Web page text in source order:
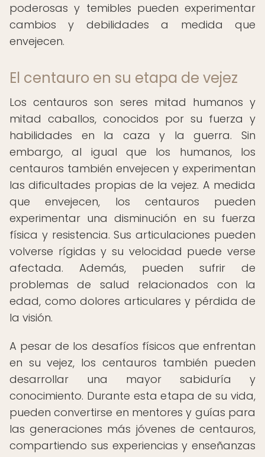
poderosas y temibles pueden experimentar
cambios y debilidades a medida que
envejecen.
El centauro en su etapa de vejez
Los centauros son seres mitad humanos y
mitad caballos, conocidos por su fuerza y
habilidades en la caza y la guerra. Sin
embargo, al igual que los humanos, los
centauros también envejecen y experimentan
las dificultades propias de la vejez. A medida
que envejecen, los centauros pueden
experimentar una disminución en su fuerza
física y resistencia. Sus articulaciones pueden
volverse rígidas y su velocidad puede verse
afectada. Además, pueden sufrir de
problemas de salud relacionados con la
edad, como dolores articulares y pérdida de
la visión.
A pesar de los desafíos físicos que enfrentan
en su vejez, los centauros también pueden
desarrollar una mayor sabiduría y
conocimiento. Durante esta etapa de su vida,
pueden convertirse en mentores y guías para
las generaciones más jóvenes de centauros,
compartiendo sus experiencias y enseñanzas